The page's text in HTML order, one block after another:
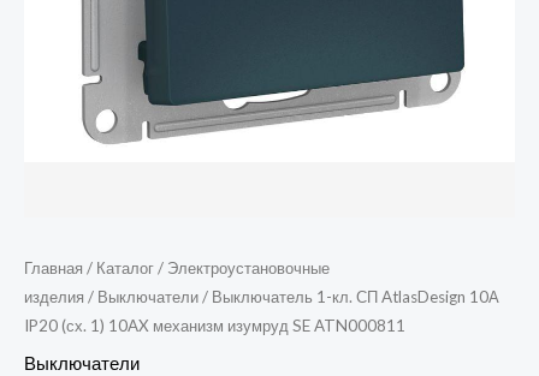
Главная / Каталог/ Электроустановочные
изделия / Выключатели/ Выключатель 1-кл. СП AtlasDesign 10А
IP20 (сх. 1) 10AX механизм изумруд SE ATN000811
Выключатели
ATN000811